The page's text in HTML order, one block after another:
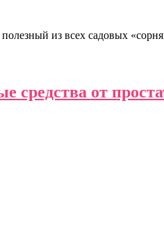
из всех садовых
средства от